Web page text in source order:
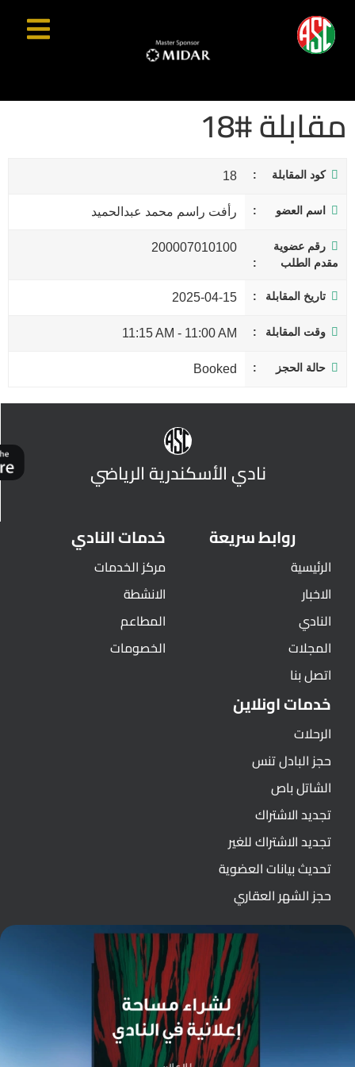
مقابلة #18
كود المقابلة 18
اسم العضو رأفت راسم محمد عبدالحميد
رقم عضوية
مقدم الطلب
200007010100
تاريخ المقابلة 2025-04-15
وقت المقابلة 11:00 AM
-
11:15 AM
حالة الحجز Booked
نادي الأسكندرية الرياضي
روابط سريعة
الرئيسية
الاخبار
النادي
المجلات
اتصل بنا
خدمات النادي
مركز الخدمات
الانشطة
المطاعم
الخصومات
خدمات اونلاين
الرحلات
حجز البادل تنس
الشاتل باص
تجديد الاشتراك
تجديد الاشتراك للغير
تحديث بيانات العضوية
حجز الشهر العقاري